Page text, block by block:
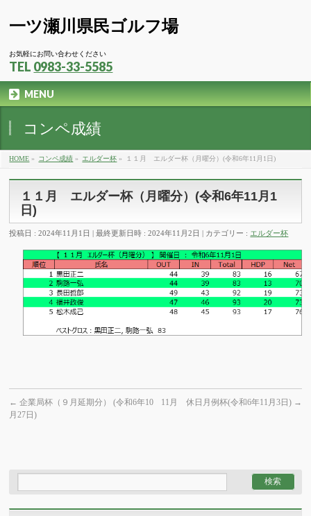
一ツ瀬川県民ゴルフ場
お気軽にお問い合わせください
TEL 0983-33-5585
MENU
コンペ成績
HOME » コンペ成績 » エルダー杯 » １１月 エルダー杯（月曜分）(令和6年11月1日)
１１月 エルダー杯（月曜分）(令和6年11月1
日)
投稿日 : 2024年11月1日 最終更新日時 : 2024年11月2日 カテゴリー : エルダー杯
← 企業局杯（９月延期分） (令和6年10
月27日)
11月 休日月例杯(令和6年11月3日) →